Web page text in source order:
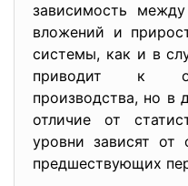
зависимость
вложений и
системы, как и в
приводит к
производства, но в
отличие от
уровни зависят от
предшествующих